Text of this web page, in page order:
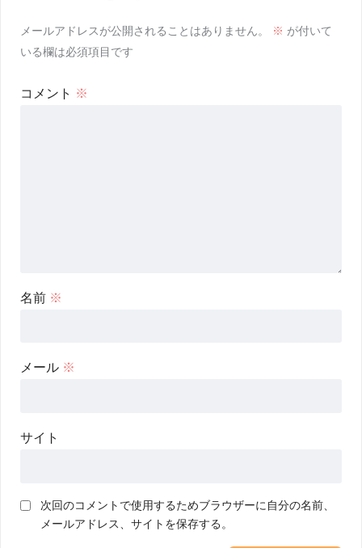
メールアドレスが公開されることはありません。 ※ が付いて
いる欄は必須項目です
コメント ※
名前 ※
メール ※
サイト
次回のコメントで使用するためブラウザーに自分の名前、
メールアドレス、サイトを保存する。